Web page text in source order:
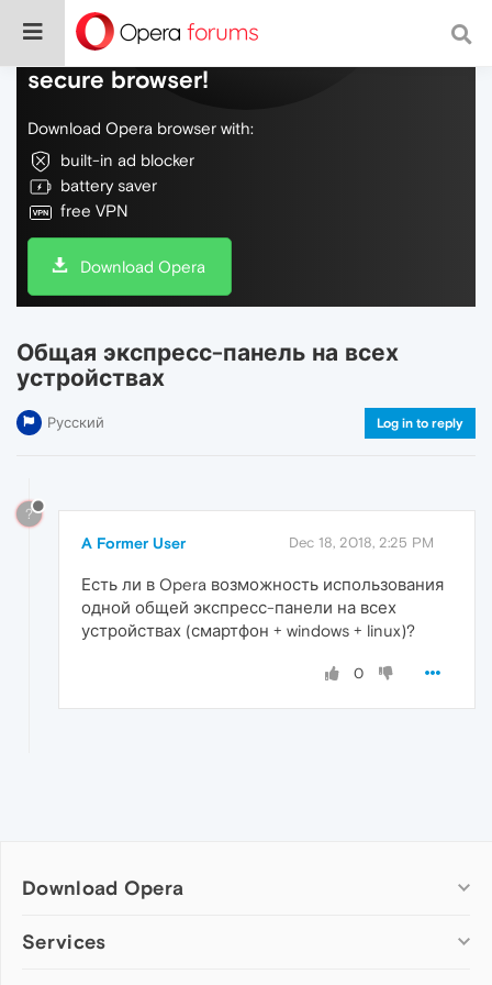
Do more on the web, with a fast and
secure browser!
Download Opera browser with:
built-in ad blocker
battery saver
free VPN
Download Opera
Общая экспресс-панель на всех
устройствах
Русский Log in to reply
?
A Former User Dec 18, 2018, 2:25 PM
Есть ли в Opera возможность использования
одной общей экспресс-панели на всех
устройствах (смартфон + windows + linux)?
0
Download Opera
Computer browsers
Services